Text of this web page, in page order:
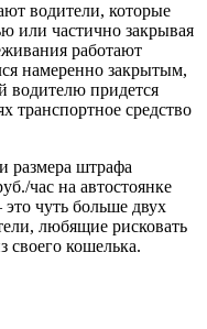
водители, которые
или частично закрывая
работают
намеренно закрытым,
водителю придется
транспортное средство
размера штрафа
час на автостоянке
чуть больше двух
любящие рисковать
своего кошелька.